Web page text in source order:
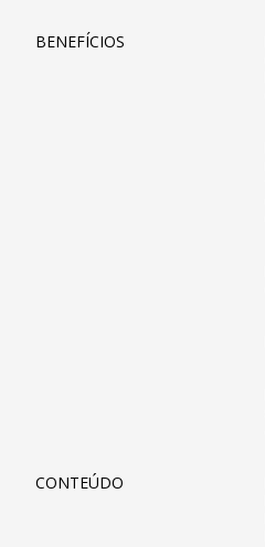
BENEFÍCIOS
CONTEÚDO